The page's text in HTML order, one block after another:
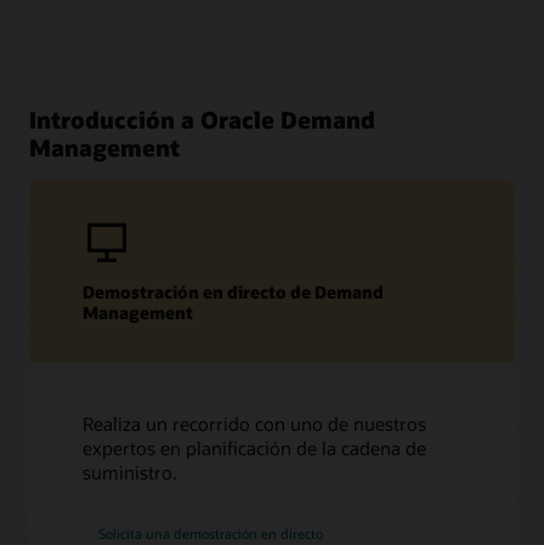
Introducción a Oracle Demand
Management
Demostración en directo de Demand
Management
Realiza un recorrido con uno de nuestros
expertos en planificación de la cadena de
suministro.
Solicita una demostración en directo